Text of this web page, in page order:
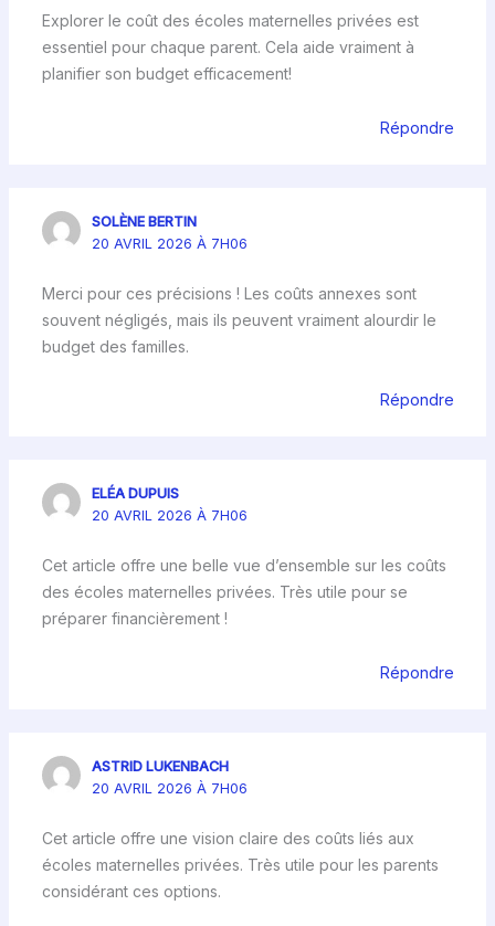
Explorer le coût des écoles maternelles privées est
essentiel pour chaque parent. Cela aide vraiment à
planifier son budget efficacement!
Répondre
SOLÈNE BERTIN
20 AVRIL 2026 À 7H06
Merci pour ces précisions ! Les coûts annexes sont
souvent négligés, mais ils peuvent vraiment alourdir le
budget des familles.
Répondre
ELÉA DUPUIS
20 AVRIL 2026 À 7H06
Cet article offre une belle vue d’ensemble sur les coûts
des écoles maternelles privées. Très utile pour se
préparer financièrement !
Répondre
ASTRID LUKENBACH
20 AVRIL 2026 À 7H06
Cet article offre une vision claire des coûts liés aux
écoles maternelles privées. Très utile pour les parents
considérant ces options.